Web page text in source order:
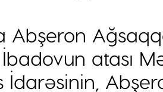
Abşeron
atası
İdarəsinin,